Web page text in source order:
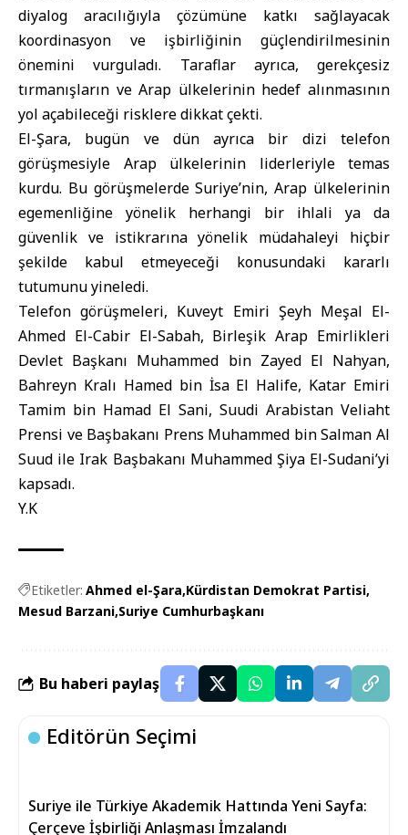
diyalog aracılığıyla çözümüne katkı sağlayacak
koordinasyon ve işbirliğinin güçlendirilmesinin
önemini vurguladı. Taraflar ayrıca, gerekçesiz
tırmanışların ve Arap ülkelerinin hedef alınmasının
yol açabileceği risklere dikkat çekti.
El-Şara, bugün ve dün ayrıca bir dizi telefon
görüşmesiyle Arap ülkelerinin liderleriyle temas
kurdu. Bu görüşmelerde Suriye’nin, Arap ülkelerinin
egemenliğine yönelik herhangi bir ihlali ya da
güvenlik ve istikrarına yönelik müdahaleyi hiçbir
şekilde kabul etmeyeceği konusundaki kararlı
tutumunu yineledi.
Telefon görüşmeleri, Kuveyt Emiri Şeyh Meşal El-
Ahmed El-Cabir El-Sabah, Birleşik Arap Emirlikleri
Devlet Başkanı Muhammed bin Zayed El Nahyan,
Bahreyn Kralı Hamed bin İsa El Halife, Katar Emiri
Tamim bin Hamad El Sani, Suudi Arabistan Veliaht
Prensi ve Başbakanı Prens Muhammed bin Salman Al
Suud ile Irak Başbakanı Muhammed Şiya El-Sudani’yi
kapsadı.
Y.K
Etiketler: Ahmed el-Şara Kürdistan Demokrat Partisi
Mesud Barzani Suriye Cumhurbaşkanı
Bu haberi paylaş
Editörün Seçimi
Suriye ile Türkiye Akademik Hattında Yeni Sayfa:
Çerçeve İşbirliği Anlaşması İmzalandı